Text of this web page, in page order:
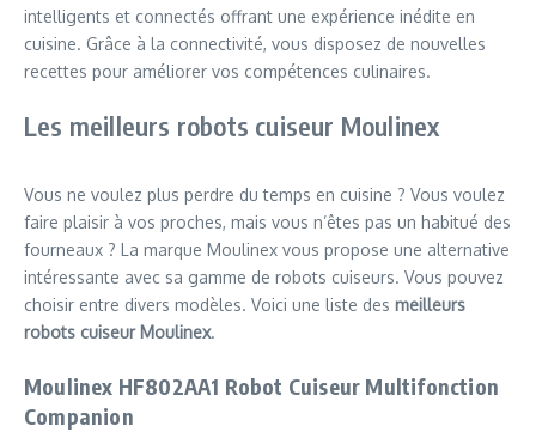
intelligents et connectés offrant une expérience inédite en
cuisine. Grâce à la connectivité, vous disposez de nouvelles
recettes pour améliorer vos compétences culinaires.
Les meilleurs robots cuiseur Moulinex
Vous ne voulez plus perdre du temps en cuisine ? Vous voulez
faire plaisir à vos proches, mais vous n’êtes pas un habitué des
fourneaux ? La marque Moulinex vous propose une alternative
intéressante avec sa gamme de robots cuiseurs. Vous pouvez
choisir entre divers modèles. Voici une liste des meilleurs
robots cuiseur Moulinex.
Moulinex HF802AA1 Robot Cuiseur Multifonction
Companion